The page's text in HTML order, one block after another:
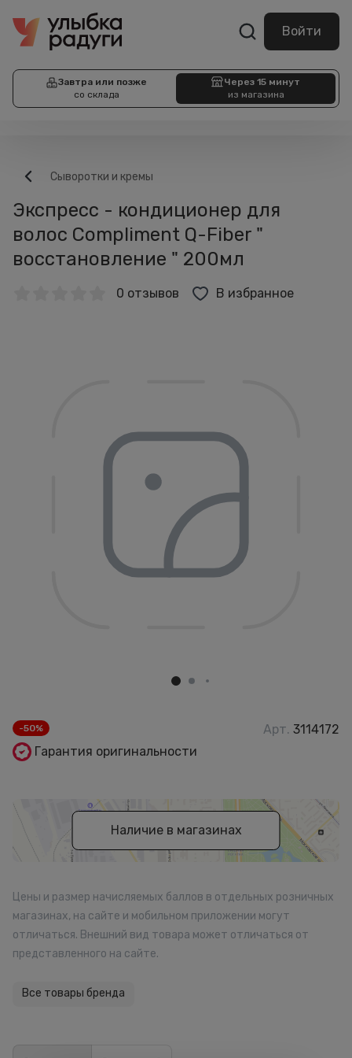
Войти
Завтра или позже
со склада
Через 15 минут
из магазина
Сыворотки и кремы
Экспресс - кондиционер для
волос Compliment Q-Fiber "
восстановление " 200мл
0 отзывов В избранное
-50% Арт. 3114172
Гарантия оригинальности
Наличие в магазинах
Цены и размер начисляемых баллов в отдельных розничных
магазинах, на сайте и мобильном приложении могут
отличаться. Внешний вид товара может отличаться от
представленного на сайте.
Все товары бренда